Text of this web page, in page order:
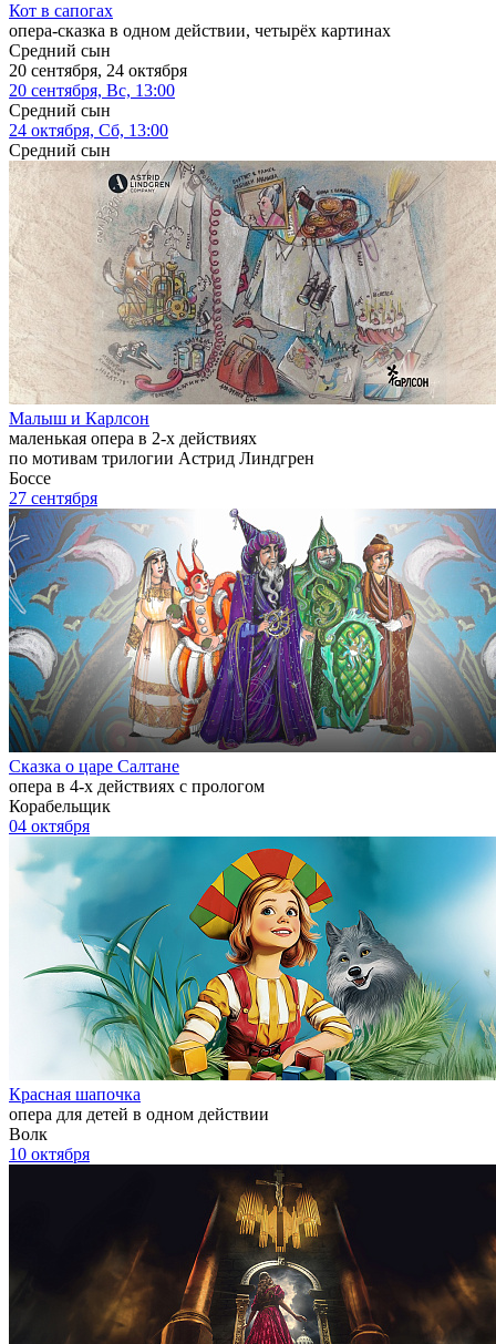
Кот в сапогах
опера-сказка в одном действии, четырёх картинах
Средний сын
20 сентября, 24 октября
20 сентября, Вс, 13:00
Средний сын
24 октября, Сб, 13:00
Средний сын
Малыш и Карлсон
маленькая опера в 2-х действиях
по мотивам трилогии Астрид Линдгрен
Боссе
27 сентября
Сказка о царе Салтане
опера в 4-х действиях с прологом
Корабельщик
04 октября
Красная шапочка
опера для детей в одном действии
Волк
10 октября